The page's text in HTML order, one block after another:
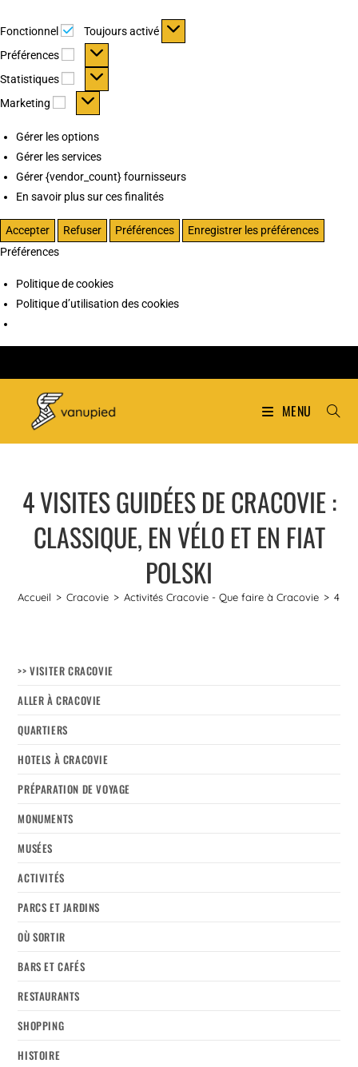
Fonctionnel Fonctionnel
Toujours activé
Préférences
Préférences
Statistiques Statistiques
Marketing Marketing
Gérer les options
Gérer les services
Gérer {vendor_count} fournisseurs
En savoir plus sur ces finalités
Accepter Refuser Préférences
Enregistrer les préférences
Préférences
Politique de cookies
Politique d’utilisation des cookies
MENU
4 VISITES GUIDÉES DE CRACOVIE :
CLASSIQUE, EN VÉLO ET EN FIAT
POLSKI
Accueil > Cracovie > Activités Cracovie - Que faire à Cracovie > 4
>> VISITER CRACOVIE
ALLER À CRACOVIE
QUARTIERS
HOTELS À CRACOVIE
PRÉPARATION DE VOYAGE
MONUMENTS
MUSÉES
ACTIVITÉS
PARCS ET JARDINS
OÙ SORTIR
BARS ET CAFÉS
RESTAURANTS
SHOPPING
HISTOIRE